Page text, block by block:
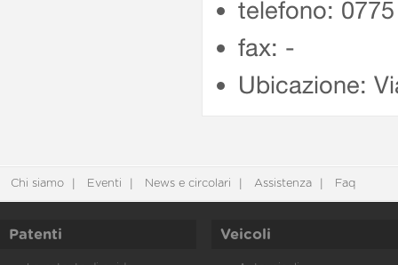
telefono:
fax: -
Ubicazione:
Chi siamo Eventi News e circolari Assistenza Faq
Patenti Veicoli